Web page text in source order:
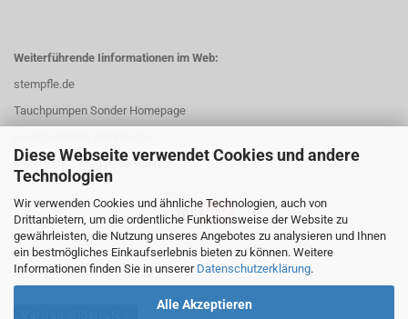
Diese Webseite verwendet Cookies und andere
Technologien
Wir verwenden Cookies und ähnliche Technologien, auch von
Drittanbietern, um die ordentliche Funktionsweise der Website zu
gewährleisten, die Nutzung unseres Angebotes zu analysieren und Ihnen
ein bestmögliches Einkaufserlebnis bieten zu können. Weitere
Informationen finden Sie in unserer Datenschutzerklärung.
Alle Akzeptieren
Weiterführende Iinformationen im Web:
stempfle.de
Tauchpumpen Sonder Homepage
Mehr Videos und Infos unter: